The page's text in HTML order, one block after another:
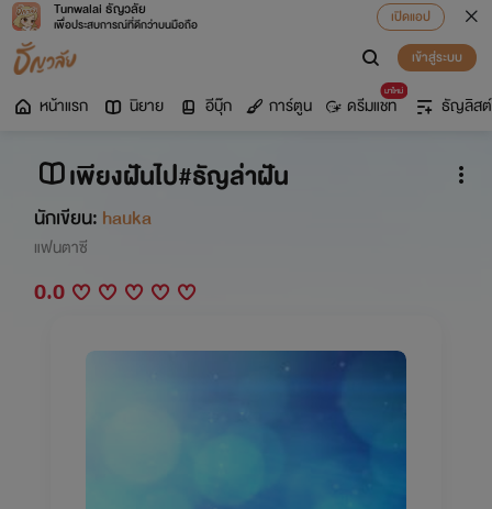
Tunwalai ธัญวลัย
เพื่อประสบการณ์ที่ดีกว่าบนมือถือ
เปิดแอป
เข้าสู่ระบบ
หน้าแรก นิยาย อีบุ๊ก การ์ตูน
มาใหม่
ดรีมแชท ธัญลิสต์
เพียงฝันไป#ธัญล่าฝัน
นักเขียน: hauka
แฟนตาซี
0.0